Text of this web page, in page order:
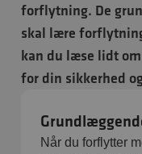
forflytning. De
skal lære
kan du læse lidt
for din sikkerhed
Når du forflytter